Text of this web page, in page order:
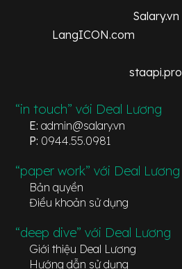
Salary.vn
LangICON.com
staapi.pro
“in touch” với Deal Lương
E: admin@salary.vn
P: 0944.55.0981
“paper work” với Deal Lương
Bản quyền
Điều khoản sử dụng
“deep dive” với Deal Lương
Giới thiệu Deal Lương
Hướng dẫn sử dụng